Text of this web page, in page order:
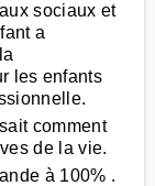
sociaux et
a
les enfants
comment
de la vie.
à 100% .